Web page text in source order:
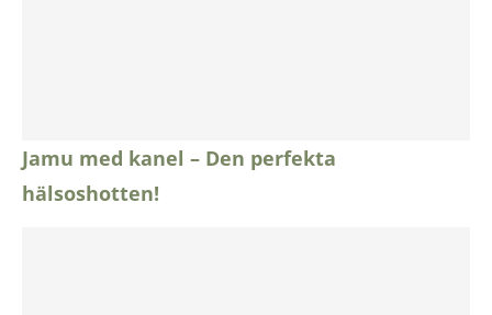
Jamu med kanel – Den perfekta
hälsoshotten!